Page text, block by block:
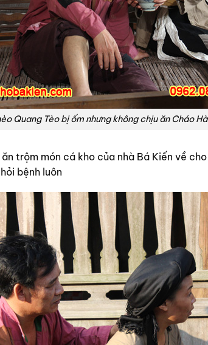
Quang Tèo bị ốm nhưng không chịu ăn Cháo
trộm món cá kho của nhà Bá Kiến về
bệnh luôn